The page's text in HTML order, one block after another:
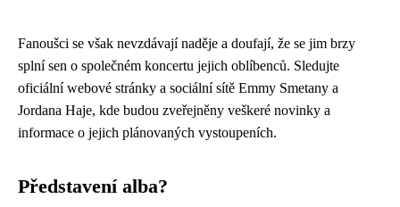
Fanoušci se však nevzdávají naděje a doufají, že se jim brzy
splní sen o společném koncertu jejich oblíbenců. Sledujte
oficiální webové stránky a sociální sítě Emmy Smetany a
Jordana Haje, kde budou zveřejněny veškeré novinky a
informace o jejich plánovaných vystoupeních.
Představení alba?